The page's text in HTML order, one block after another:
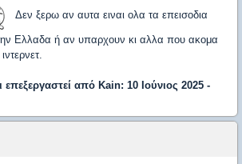
Δεν ξερω αν αυτα ειναι ολα τα επεισοδια
Ελλαδα ή αν υπαρχουν κι αλλα που ακομα
επεξεργαστεί από Kain: 10 Ιούνιος 2025 -